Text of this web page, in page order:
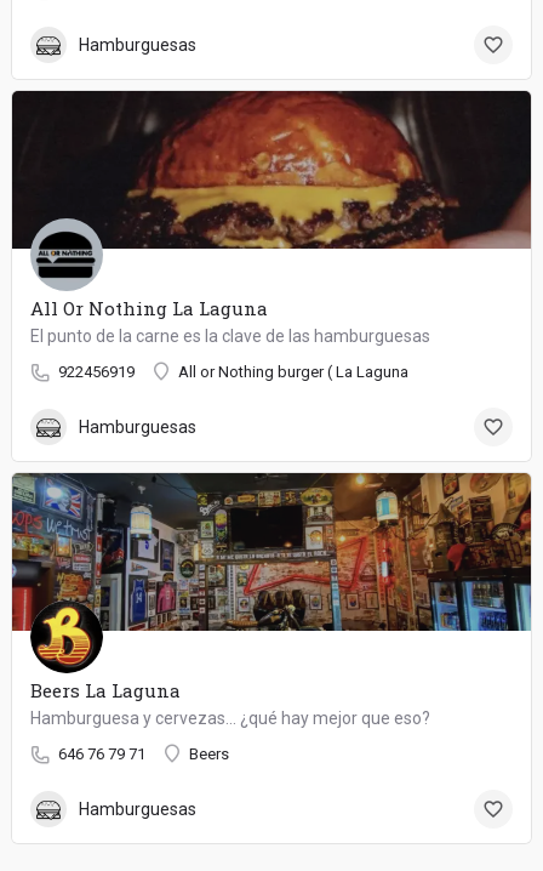
Hamburguesas
All Or Nothing La Laguna
El punto de la carne es la clave de las hamburguesas
922456919 All or Nothing burger ( La Laguna
Hamburguesas
Beers La Laguna
Hamburguesa y cervezas... ¿qué hay mejor que eso?
646 76 79 71 Beers
Hamburguesas